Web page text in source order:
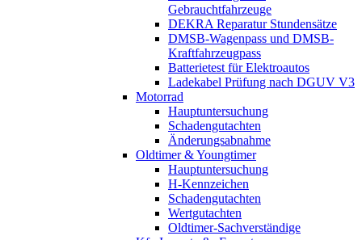
Gebrauchtfahrzeuge
DEKRA Reparatur Stundensätze
DMSB-Wagenpass und DMSB-
Kraftfahrzeugpass
Batterietest für Elektroautos
Ladekabel Prüfung nach DGUV V3
Motorrad
Hauptuntersuchung
Schadengutachten
Änderungsabnahme
Oldtimer & Youngtimer
Hauptuntersuchung
H-Kennzeichen
Schadengutachten
Wertgutachten
Oldtimer-Sachverständige